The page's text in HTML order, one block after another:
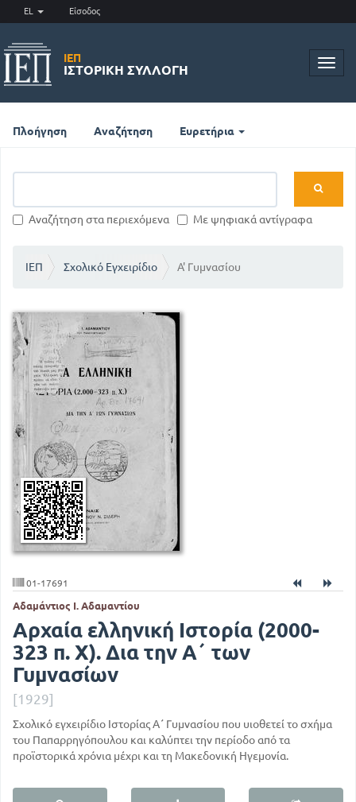
EL Είσοδος
ΙΕΠ
ΙΣΤΟΡΙΚΉ ΣΥΛΛΟΓΉ
Πλοήγηση Αναζήτηση Ευρετήρια
Αναζήτηση στα περιεχόμενα Με ψηφιακά αντίγραφα
ΙΕΠ Σχολικό Εγχειρίδιο Α' Γυμνασίου
01-17691
Αδαμάντιος Ι. Αδαμαντίου
Αρχαία ελληνική Ιστορία (2000-
323 π. Χ). Δια την Α΄ των
Γυμνασίων
[1929]
Σχολικό εγχειρίδιο Ιστορίας Α΄ Γυμνασίου που υιοθετεί το σχήμα
του Παπαρρηγόπουλου και καλύπτει την περίοδο από τα
προϊστορικά χρόνια μέχρι και τη Μακεδονική Ηγεμονία.